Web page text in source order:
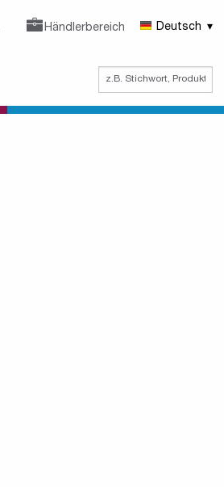
Händlerbereich Deutsch